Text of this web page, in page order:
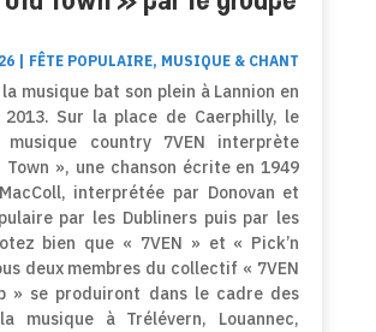
| FÊTE POPULAIRE, MUSIQUE & CHANT
musique bat son plein à Lannion en
Sur la place de Caerphilly, le
country 7VEN interprète
Town », une chanson écrite en 1949
interprétée par Donovan et
par les Dubliners puis par les
bien que « 7VEN » et « Pick’n
deux membres du collectif « 7VEN
» se produiront dans le cadre des
musique à Trélévern, Louannec,